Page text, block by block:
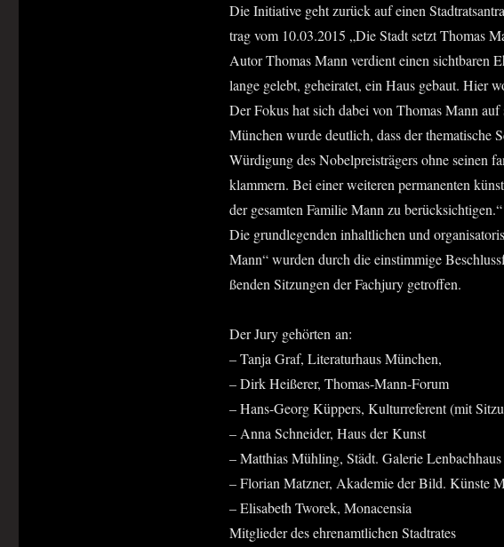
Die Initia­ti­ve geht zurück auf einen
trag vom 10.03.2015 „Die Stadt setzt Tho­mas
Autor Tho­mas Mann ver­dient einen sicht­ba­ren
lan­ge gelebt, gehei­ra­tet, ein Haus gebaut. Hier
Der Fokus hat sich dabei von Tho­mas Mann
Mün­chen wur­de deut­lich, dass der the­ma­ti­sche
Wür­di­gung des Nobel­preis­trä­gers ohne sei­nen
klam­mern. Bei einer wei­te­ren per­ma­nen­ten
der gesam­ten Fami­lie Mann zu
Die grund­le­gen­den inhalt­li­chen und
Mann“ wur­den durch die ein­stim­mi­ge
ßen­den Sit­zun­gen der Fach­ju­ry getroffen.
Der Jury gehör­ten an:
– Tan­ja Graf, Lite­ra­tur­haus München,
– Dirk Hei­ße­rer, Thomas-Mann-Forum
– Hans-Georg Küp­pers, Kul­tur­re­fe­rent (mit
– Anna Schnei­der, Haus der Kunst
– Mat­thi­as Müh­ling, Städt. Gale­rie Lenbachhaus
– Flo­ri­an Matz­ner, Aka­de­mie der Bild. Küns­te
– Eli­sa­beth Two­rek, Monacensia
Mit­glie­der des ehren­amt­li­chen Stadtrates